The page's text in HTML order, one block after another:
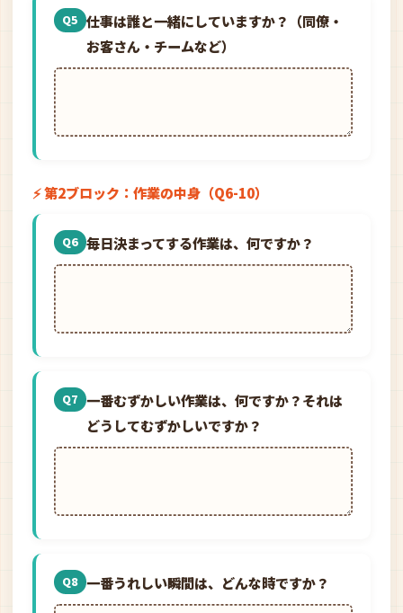
Q5 仕事は誰と一緒にしていますか？（同僚・
お客さん・チームなど）
⚡ 第2ブロック：作業の中身（Q6-10）
Q6 毎日決まってする作業は、何ですか？
Q7 一番むずかしい作業は、何ですか？それは
どうしてむずかしいですか？
Q8 一番うれしい瞬間は、どんな時ですか？